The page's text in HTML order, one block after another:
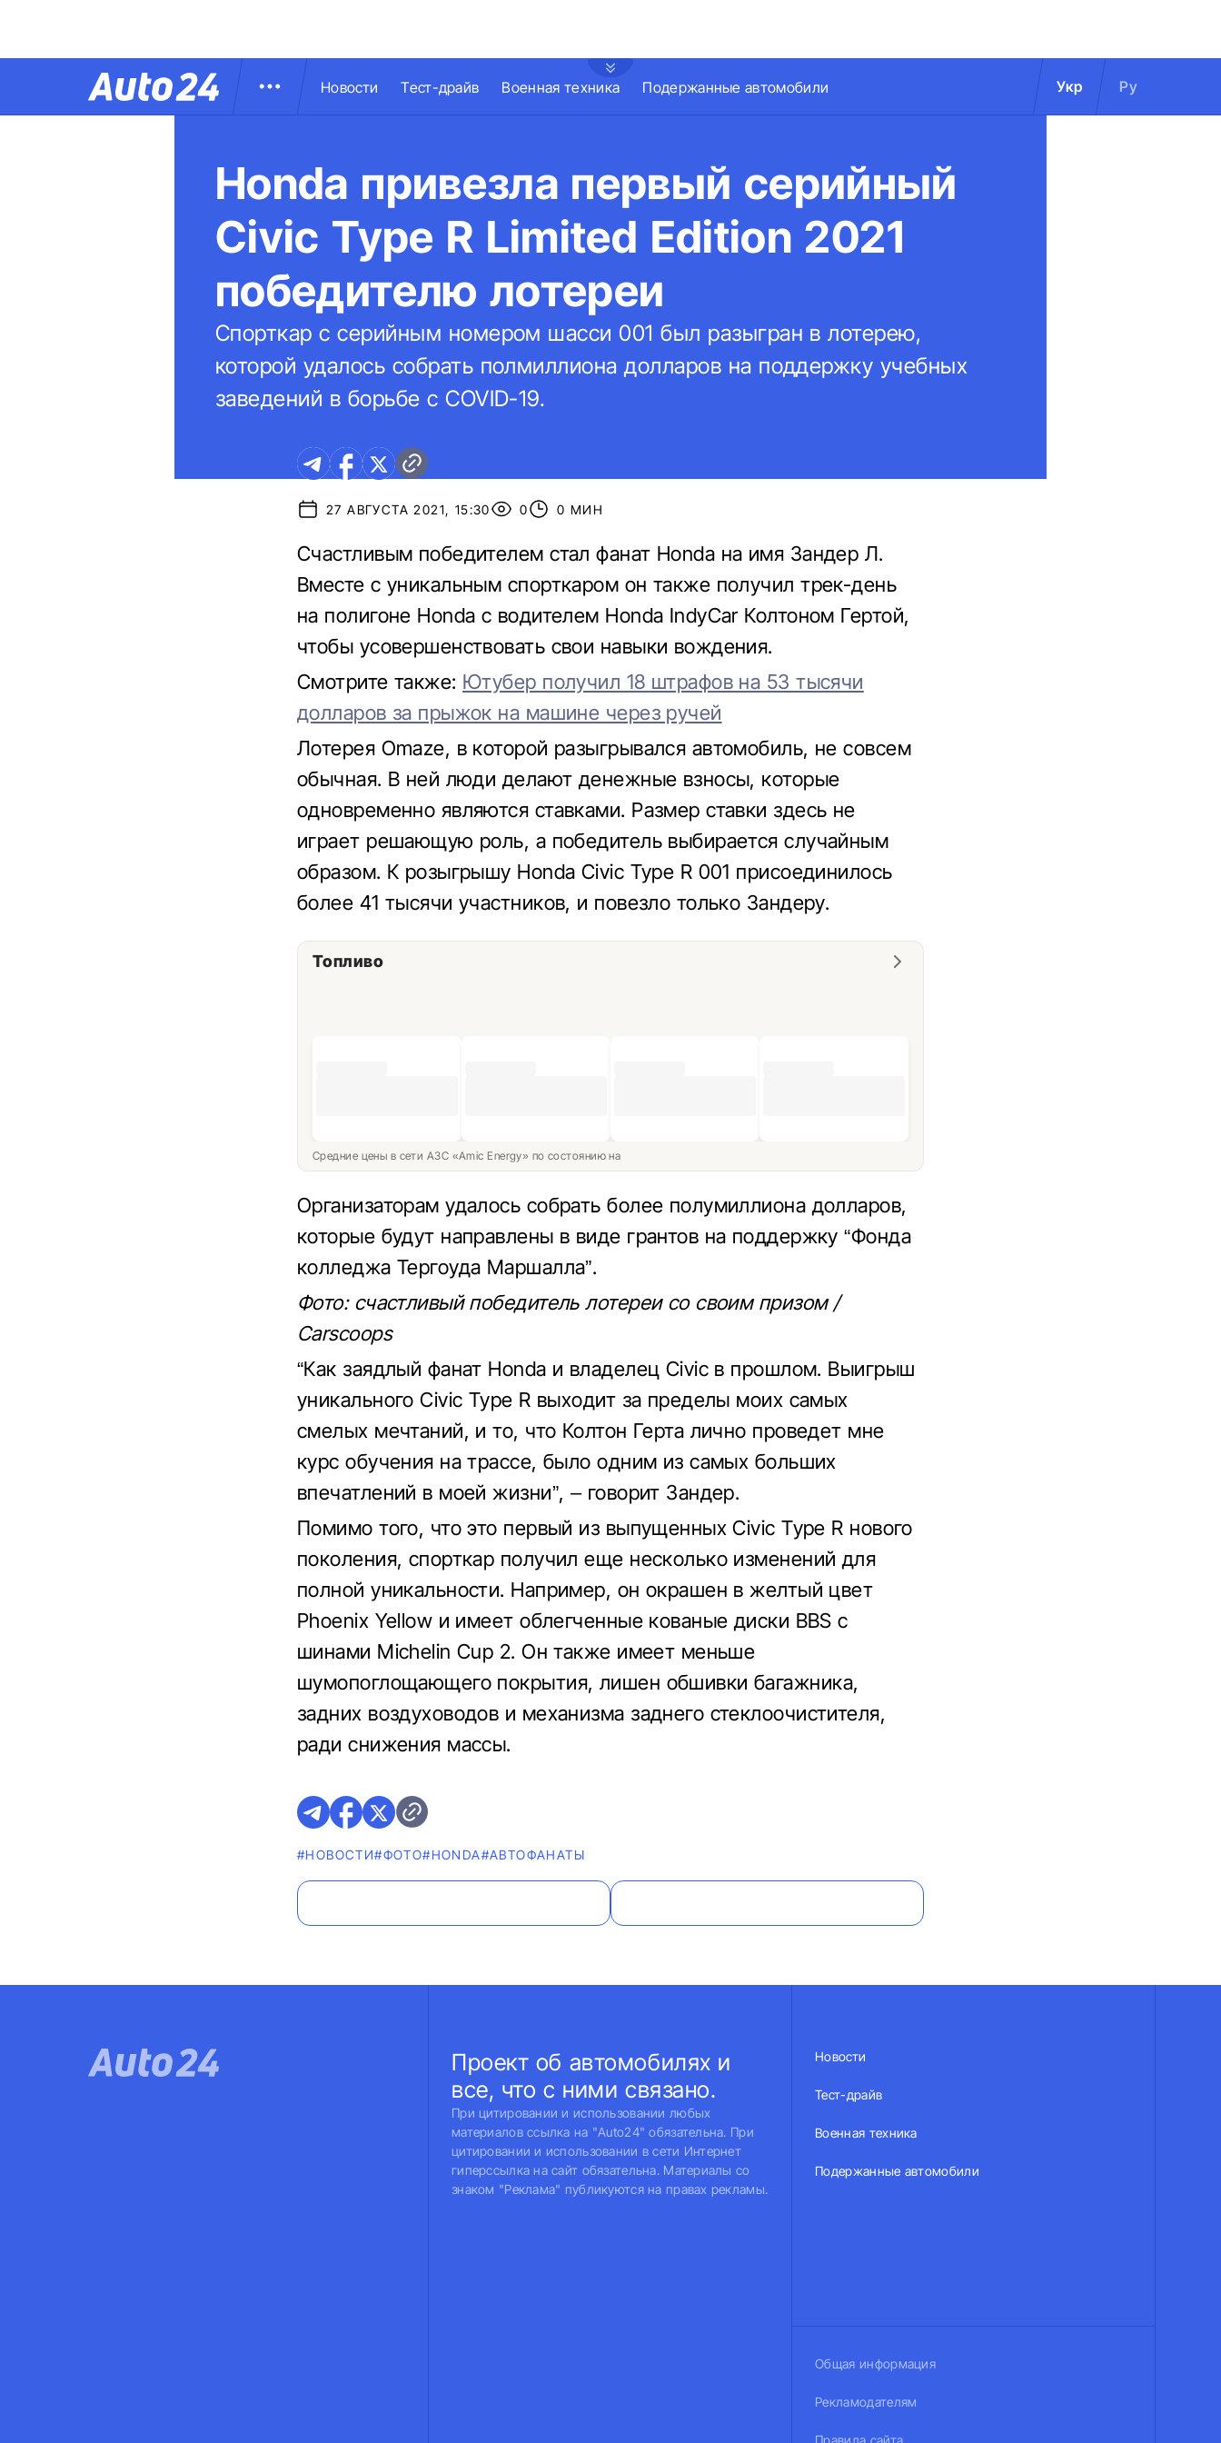
Новости Тест-драйв Военная техника Подержанные автомобили Укр Ру
Honda привезла первый серийный
Civic Type R Limited Edition 2021
победителю лотереи
Спорткар с серийным номером шасси 001 был разыгран в лотерею,
которой удалось собрать полмиллиона долларов на поддержку учебных
заведений в борьбе с COVID-19.
27 АВГУСТА 2021, 15:30 0 0 МИН
Счастливым победителем стал фанат Honda на имя Зандер Л.
Вместе с уникальным спорткаром он также получил трек-день
на полигоне Honda с водителем Honda IndyCar Колтоном Гертой,
чтобы усовершенствовать свои навыки вождения.
Смотрите также: Ютубер получил 18 штрафов на 53 тысячи
долларов за прыжок на машине через ручей
Лотерея Omaze, в которой разыгрывался автомобиль, не совсем
обычная. В ней люди делают денежные взносы, которые
одновременно являются ставками. Размер ставки здесь не
играет решающую роль, а победитель выбирается случайным
образом. К розыгрышу Honda Civic Type R 001 присоединилось
более 41 тысячи участников, и повезло только Зандеру.
Топливо
Средние цены в сети АЗС «Amic Energy» по состоянию на
Организаторам удалось собрать более полумиллиона долларов,
которые будут направлены в виде грантов на поддержку “Фонда
колледжа Тергоуда Маршалла”.
Фото: счастливый победитель лотереи со своим призом /
Carscoops
“Как заядлый фанат Honda и владелец Civic в прошлом. Выигрыш
уникального Civic Type R выходит за пределы моих самых
смелых мечтаний, и то, что Колтон Герта лично проведет мне
курс обучения на трассе, было одним из самых больших
впечатлений в моей жизни”, – говорит Зандер.
Помимо того, что это первый из выпущенных Civic Type R нового
поколения, спорткар получил еще несколько изменений для
полной уникальности. Например, он окрашен в желтый цвет
Phoenix Yellow и имеет облегченные кованые диски BBS с
шинами Michelin Cup 2. Он также имеет меньше
шумопоглощающего покрытия, лишен обшивки багажника,
задних воздуховодов и механизма заднего стеклоочистителя,
ради снижения массы.
#НОВОСТИ#ФОТО#HONDA#AВТОФАНАТЫ
Проект об автомобилях и
все, что с ними связано.
При цитировании и использовании любых
материалов ссылка на "Auto24" обязательна. При
цитировании и использовании в сети Интернет
гиперссылка на сайт обязательна. Материалы со
знаком "Реклама" публикуются на правах рекламы.
Новости
Тест-драйв
Военная техника
Подержанные автомобили
Общая информация
Рекламодателям
Правила сайта